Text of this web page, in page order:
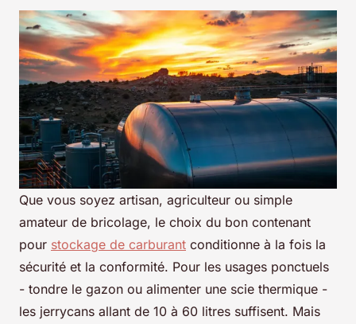
Que vous soyez artisan, agriculteur ou simple
amateur de bricolage, le choix du bon contenant
pour stockage de carburant conditionne à la fois la
sécurité et la conformité. Pour les usages ponctuels
- tondre le gazon ou alimenter une scie thermique -
les jerrycans allant de 10 à 60 litres suffisent. Mais